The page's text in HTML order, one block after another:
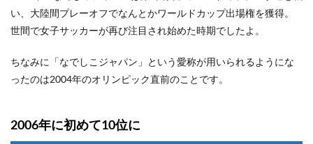
い、大陸間プレーオフでなんとかワールドカップ出場権を獲得。
世間で女子サッカーが再び注目され始めた時期でしたよ。
ちなみに「なでしこジャパン」という愛称が用いられるようにな
ったのは2004年のオリンピック直前のことです。
2006年に初めて10位に